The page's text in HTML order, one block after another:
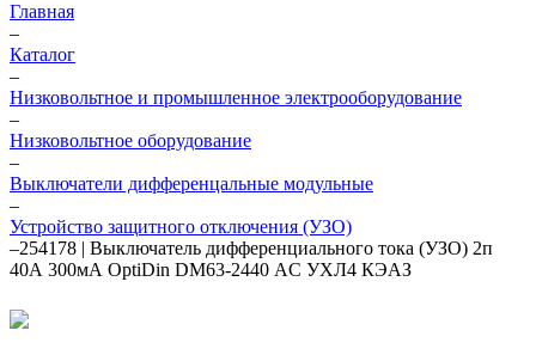
Главная
–
Каталог
–
Низковольтное и промышленное электрооборудование
–
Низковольтное оборудование
–
Выключатели дифференцальные модульные
–
Устройство защитного отключения (УЗО)
–254178 | Выключатель дифференциального тока (УЗО) 2п
40А 300мА OptiDin DМ63-2440 AC УХЛ4 КЭАЗ